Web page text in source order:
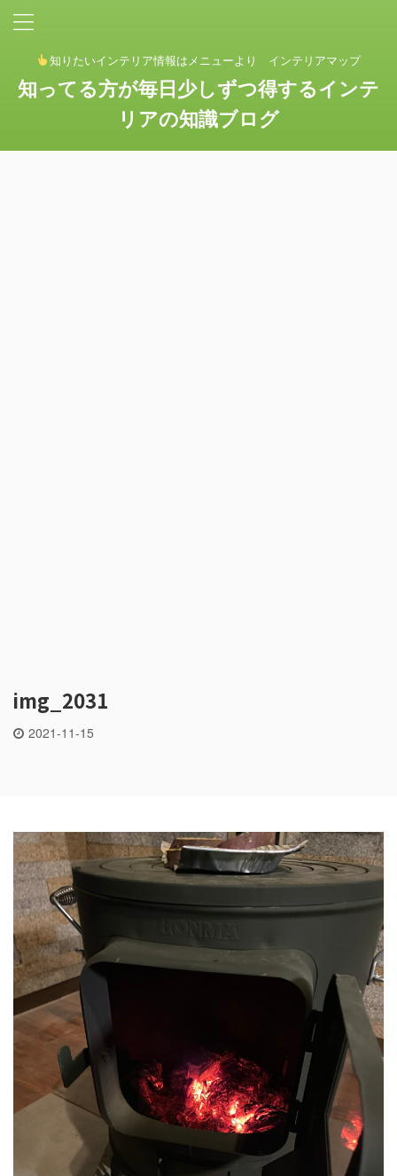
知りたいインテリア情報はメニューより インテリアマップ
知ってる方が毎日少しずつ得するインテ
リアの知識ブログ
img_2031
2021-11-15